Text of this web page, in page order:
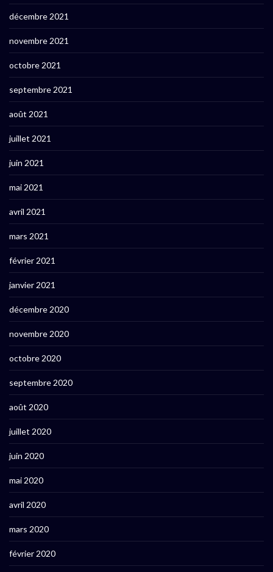
décembre 2021
novembre 2021
octobre 2021
septembre 2021
août 2021
juillet 2021
juin 2021
mai 2021
avril 2021
mars 2021
février 2021
janvier 2021
décembre 2020
novembre 2020
octobre 2020
septembre 2020
août 2020
juillet 2020
juin 2020
mai 2020
avril 2020
mars 2020
février 2020